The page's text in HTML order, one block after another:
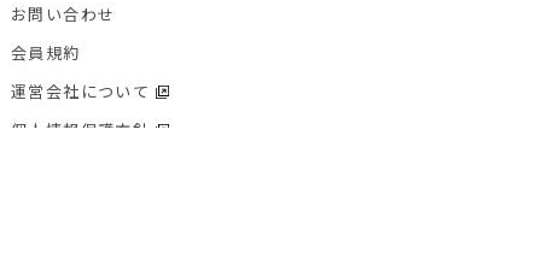
お問い合わせ
会員規約
運営会社について
個人情報保護方針